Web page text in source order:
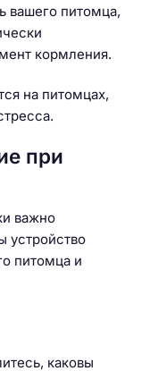
вашего питомца,
кормления.
на питомцах,
при
важно
устройство
питомца и
каковы